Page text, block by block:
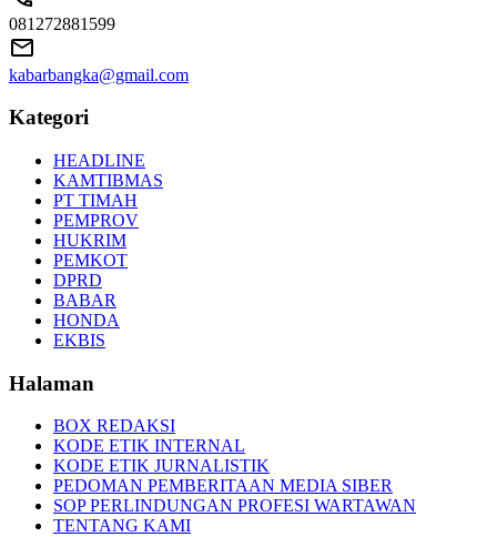
081272881599
kabarbangka@gmail.com
Kategori
HEADLINE
KAMTIBMAS
PT TIMAH
PEMPROV
HUKRIM
PEMKOT
DPRD
BABAR
HONDA
EKBIS
Halaman
BOX REDAKSI
KODE ETIK INTERNAL
KODE ETIK JURNALISTIK
PEDOMAN PEMBERITAAN MEDIA SIBER
SOP PERLINDUNGAN PROFESI WARTAWAN
TENTANG KAMI